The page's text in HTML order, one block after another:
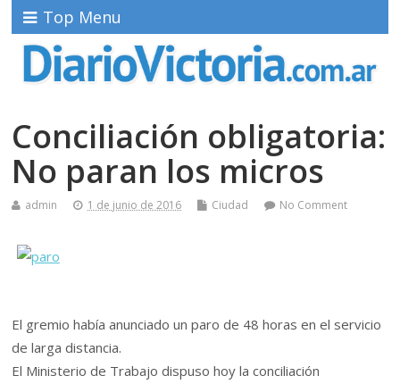
Top Menu
Conciliación obligatoria:
No paran los micros
admin 1 de junio de 2016 Ciudad No Comment
El gremio había anunciado un paro de 48 horas en el servicio
de larga distancia.
El Ministerio de Trabajo dispuso hoy la conciliación